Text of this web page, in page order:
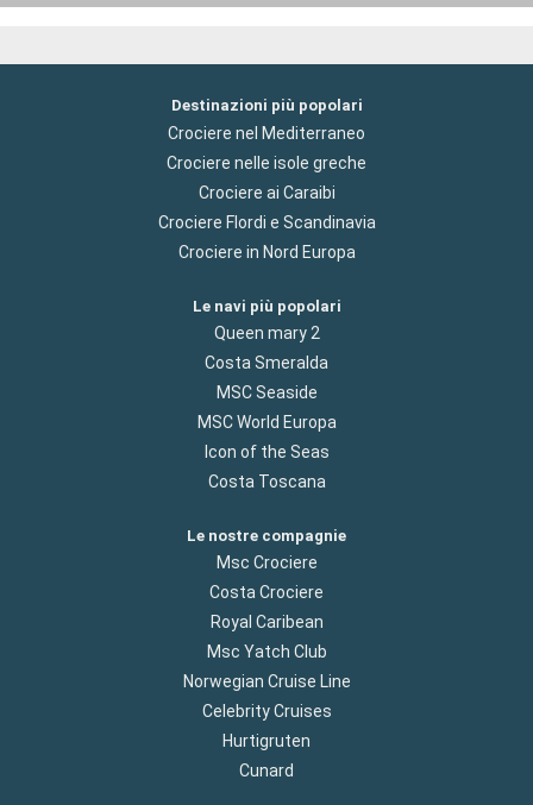
Destinazioni più popolari
Crociere nel Mediterraneo
Crociere nelle isole greche
Crociere ai Caraibi
Crociere Flordi e Scandinavia
Crociere in Nord Europa
Le navi più popolari
Queen mary 2
Costa Smeralda
MSC Seaside
MSC World Europa
Icon of the Seas
Costa Toscana
Le nostre compagnie
Msc Crociere
Costa Crociere
Royal Caribean
Msc Yatch Club
Norwegian Cruise Line
Celebrity Cruises
Hurtigruten
Cunard